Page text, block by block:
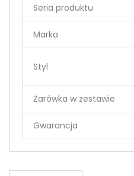
Seria produktu
Marka
Styl
Żarówka w zestawie
Gwarancja